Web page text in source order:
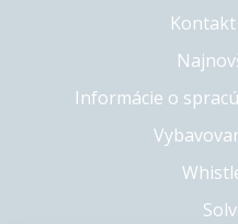
Informácie o